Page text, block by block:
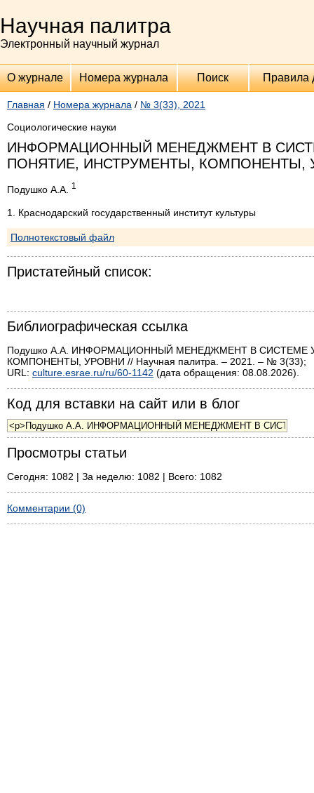
Научная палитра
Электронный научный журнал
О журнале Номера журнала Поиск Правила
Главная / Номера журнала / № 3(33), 2021
Социологические науки
ИНФОРМАЦИОННЫЙ МЕНЕДЖМЕНТ В
ПОНЯТИЕ, ИНСТРУМЕНТЫ, КОМПОНЕНТЫ,
Подушко А.А. 1
1. Краснодарский государственный институт культуры
Полнотекстовый файл
Пристатейный список:
Библиографическая ссылка
Подушко А.А. ИНФОРМАЦИОННЫЙ МЕНЕДЖМЕНТ В
КОМПОНЕНТЫ, УРОВНИ // Научная палитра. – 2021. – № 3(33);
URL: culture.esrae.ru/ru/60-1142 (дата обращения: 08.08.2026).
Код для вставки на сайт или в блог
Просмотры статьи
Сегодня: 1082 | За неделю: 1082 | Всего: 1082
Комментарии (0)